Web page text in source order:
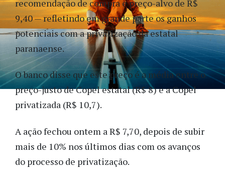
recomendação de compra e preço-alvo de R$
9,40 — refletindo em grande parte os ganhos
potenciais com a privatização da estatal
paranaense.
O banco disse que este preço é a média entre o
preço-justo de Copel estatal (R$ 8) e a Copel
privatizada (R$ 10,7).
A ação fechou ontem a R$ 7,70, depois de subir
mais de 10% nos últimos dias com os avanços
do processo de privatização.